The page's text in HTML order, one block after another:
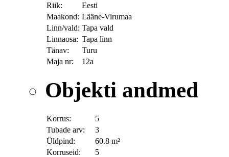
Riik:
Eesti
Maakond: Lääne-Virumaa
Linn/vald: Tapa vald
Linnaosa: Tapa linn
Tänav:
Turu
Maja nr:
12a
Objekti andmed
Korrus:
5
Tubade arv:
3
Üldpind:
60.8 m²
Korruseid:
5